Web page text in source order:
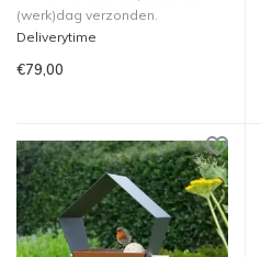
(werk)dag verzonden.
Deliverytime
€79,00